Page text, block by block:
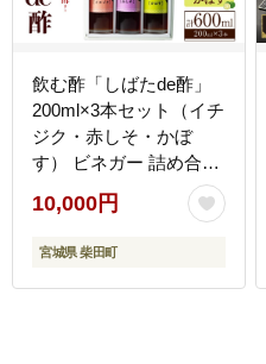
飲む酢「しばたde酢」
200ml×3本セット（イチ
ジク・赤しそ・かぼ
す） ビネガー 詰め合わ
せ ギフト 【しばたの未
来】sh005
10,000円
宮城県 柴田町